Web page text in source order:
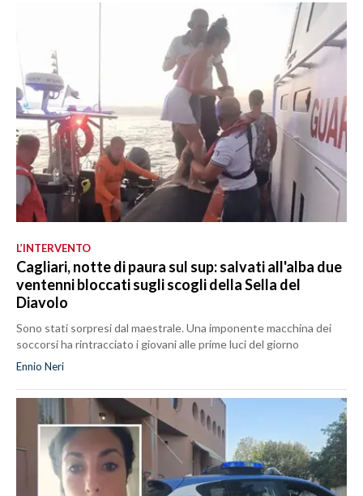
L’INTERVENTO
Cagliari, notte di paura sul sup: salvati all'alba due
ventenni bloccati sugli scogli della Sella del
Diavolo
Sono stati sorpresi dal maestrale. Una imponente macchina dei
soccorsi ha rintracciato i giovani alle prime luci del giorno
Ennio Neri